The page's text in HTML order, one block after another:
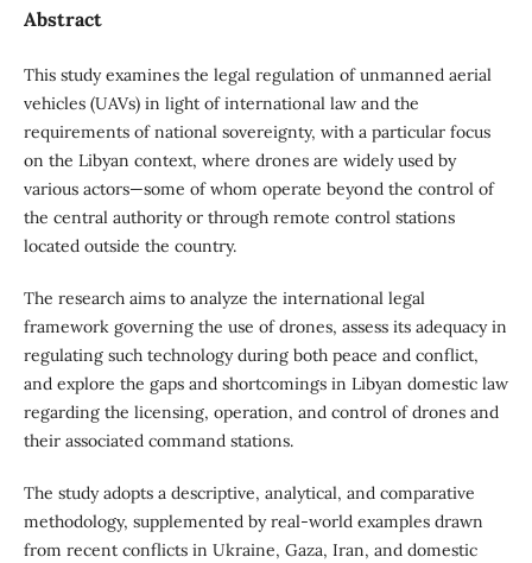
Abstract
This study examines the legal regulation of unmanned aerial
vehicles (UAVs) in light of international law and the
requirements of national sovereignty, with a particular focus
on the Libyan context, where drones are widely used by
various actors—some of whom operate beyond the control of
the central authority or through remote control stations
located outside the country.
The research aims to analyze the international legal
framework governing the use of drones, assess its adequacy in
regulating such technology during both peace and conflict,
and explore the gaps and shortcomings in Libyan domestic law
regarding the licensing, operation, and control of drones and
their associated command stations.
The study adopts a descriptive, analytical, and comparative
methodology, supplemented by real-world examples drawn
from recent conflicts in Ukraine, Gaza, Iran, and domestic